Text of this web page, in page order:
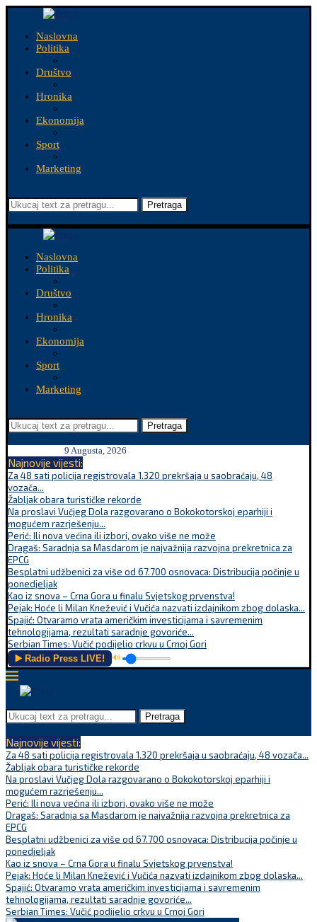
Naslovna
Politika
Društvo
Hronika
Ekonomija
Sport
Marketing
Pretraga
Naslovna
Politika
Društvo
Hronika
Ekonomija
Sport
Marketing
Pretraga
9 Augusta, 2026
Najnovije vijesti:
Za 48 sati policija registrovala 1.320 prekršaja u saobraćaju, 48
vozača...
Žabljak obara turističke rekorde
Na proslavi Vučjeg Dola razgovarano o Bokokotorskoj eparhiji i
mogućem razrješenju...
Perić: Ili nova većina ili izbori, ovako više ne može
Dragaš: Saradnja sa Masdarom je najvažnija razvojna prekretnica za
EPCG
Besplatni udžbenici za više od 67.700 osnovaca: Distribucija počinje u
ponedjeljak
Kao iz snova – Crna Gora u finalu Svjetskog prvenstva!
Pejak: Hoće li Milan Knežević i Vučića nazvati izdajnikom zbog dolaska...
Spajić: Otvaramo vrata američkim investicijama i savremenim
tehnologijama, rezultati saradnje govoriće...
Serbian Times: Vučić podijelio crkvu u Crnoj Gori
▶️ Radio Press LIVE! 🔊
Pretraga
Najnovije vijesti:
Za 48 sati policija registrovala 1.320 prekršaja u saobraćaju, 48 vozača...
Žabljak obara turističke rekorde
Na proslavi Vučjeg Dola razgovarano o Bokokotorskoj eparhiji i
mogućem razrješenju...
Perić: Ili nova većina ili izbori, ovako više ne može
Dragaš: Saradnja sa Masdarom je najvažnija razvojna prekretnica za
EPCG
Besplatni udžbenici za više od 67.700 osnovaca: Distribucija počinje u
ponedjeljak
Kao iz snova – Crna Gora u finalu Svjetskog prvenstva!
Pejak: Hoće li Milan Knežević i Vučića nazvati izdajnikom zbog dolaska...
Spajić: Otvaramo vrata američkim investicijama i savremenim
tehnologijama, rezultati saradnje govoriće...
Serbian Times: Vučić podijelio crkvu u Crnoj Gori